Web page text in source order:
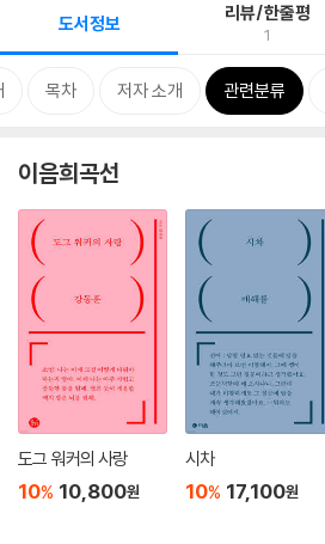
도서정보 리뷰/한줄평
1
목차 저자 소개 관련분류
이음희곡선
도그 워커의 사랑
10% 10,800원
시차
10% 17,100원